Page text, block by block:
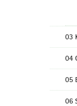
03
04
05
06